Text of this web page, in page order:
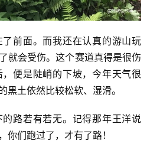
前面。而我还在认真的游山玩
就会受伤。这个赛道真得是很伤
便是陡峭的下坡，今年天气很
黑土依然比较松软、湿滑。
路若有若无。记得那年王洋说
你们跑过了，才有了路！